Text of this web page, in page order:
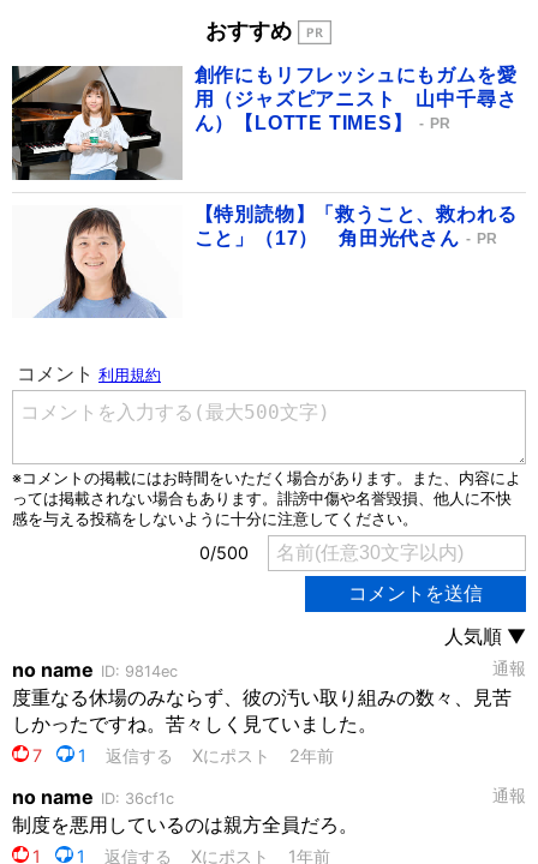
おすすめ
創作にもリフレッシュにもガムを愛
用（ジャズピアニスト 山中千尋さ
ん）【LOTTE TIMES】
PR
【特別読物】「救うこと、救われる
こと」（17） 角田光代さん
PR